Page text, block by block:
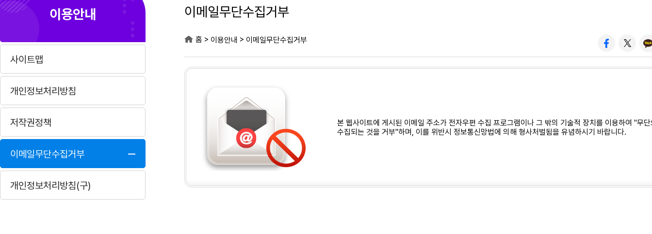
이용안내
사이트맵
개인정보처리방침
저작권정책
이메일무단수집거부
개인정보처리방침(구)
이메일무단수집거부
홈 > 이용안내 > 이메일무단수집거부
본 웹사이트에 게시된 이메일 주소가 전자우편 수집 프로그램이나 그 밖의 기술적 장치를 이용하여 "무
수집되는 것을 거부"하며, 이를 위반시 정보통신망법에 의해 형사처벌됨을 유념하시기 바랍니다.